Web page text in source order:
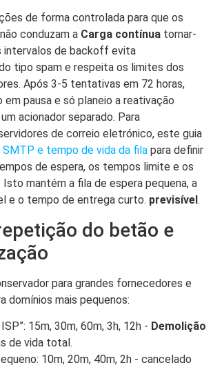
de forma controlada para que os
conduzam a Carga contínua tornar-
intervalos de backoff evita
tipo spam e respeita os limites dos
Após 3-5 tentativas em 72 horas,
pausa e só planeio a reativação
acionador separado. Para
de correio eletrónico, este guia
SMTP e tempo de vida da fila para definir
de espera, os tempos limite e os
mantém a fila de espera pequena, a
e o tempo de entrega curto. previsível .
do betão e
para grandes fornecedores e
domínios mais pequenos:
15m, 30m, 60m, 3h, 12h - Demolição
de vida total.
10m, 20m, 40m, 2h - cancelado